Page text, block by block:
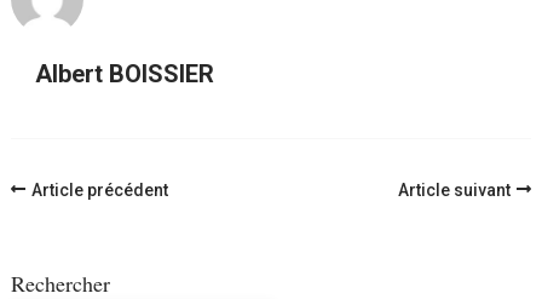
Albert BOISSIER
Navigation
Article précédent Article suivant
Rechercher